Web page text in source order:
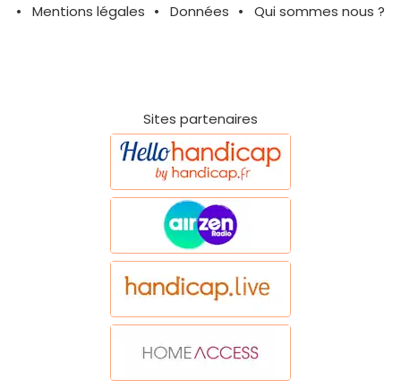
Mentions légales
Données Qui sommes nous ?
Sites partenaires